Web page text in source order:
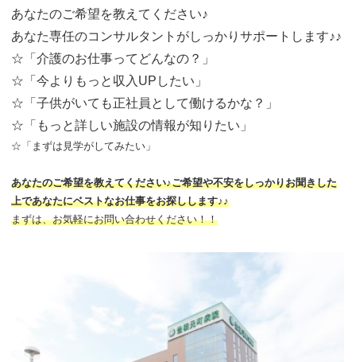
あなたのご希望を教えてください♪
あなた専任のコンサルタントがしっかりサポートします♪♪
☆「介護のお仕事ってどんなの？」
☆「今よりもっと収入UPしたい」
☆「子供がいても正社員として働けるかな？」
☆「もっと詳しい施設の情報が知りたい」
☆「まずは見学がしてみたい」
あなたのご希望を教えてください♪ご希望や不安をしっかりお聞きした
上であなたにベストなお仕事をお探しします♪♪
まずは、お気軽にお問い合わせください！！